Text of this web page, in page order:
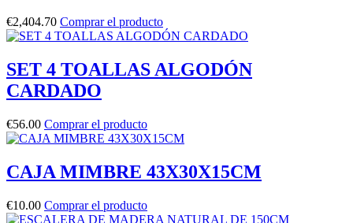
€2,404.70 Comprar el producto
SET 4 TOALLAS ALGODÓN
CARDADO
€56.00 Comprar el producto
CAJA MIMBRE 43X30X15CM
€10.00 Comprar el producto